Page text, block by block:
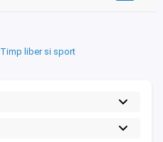
Timp liber si sport